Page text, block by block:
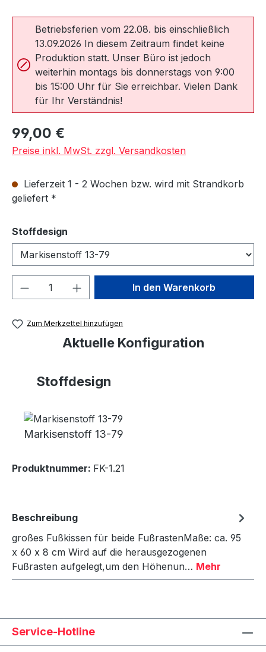
Betriebsferien vom 22.08. bis einschließlich
13.09.2026 In diesem Zeitraum findet keine
Produktion statt. Unser Büro ist jedoch
weiterhin montags bis donnerstags von 9:00
bis 15:00 Uhr für Sie erreichbar. Vielen Dank
für Ihr Verständnis!
Regulärer Preis:
99,00 €
Preise inkl. MwSt. zzgl. Versandkosten
Lieferzeit 1 - 2 Wochen bzw. wird mit Strandkorb
geliefert *
Stoffdesign
Produkt Anzahl: Gib denIn den Warenkorb
Zum Merkzettel hinzufügen
Aktuelle Konfiguration
Stoffdesign
Markisenstoff 13-79
Produktnummer: FK-1.21
Beschreibung
großes Fußkissen für beide FußrastenMaße: ca. 95
x 60 x 8 cm Wird auf die herausgezogenen
Fußrasten aufgelegt,um den Höhenun… Mehr
Service-Hotline